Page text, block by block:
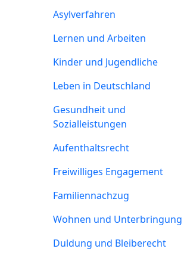
Asylverfahren
Lernen und Arbeiten
Kinder und Jugendliche
Leben in Deutschland
Gesundheit und
Sozialleistungen
Aufenthaltsrecht
Freiwilliges Engagement
Familiennachzug
Wohnen und Unterbringung
Duldung und Bleiberecht